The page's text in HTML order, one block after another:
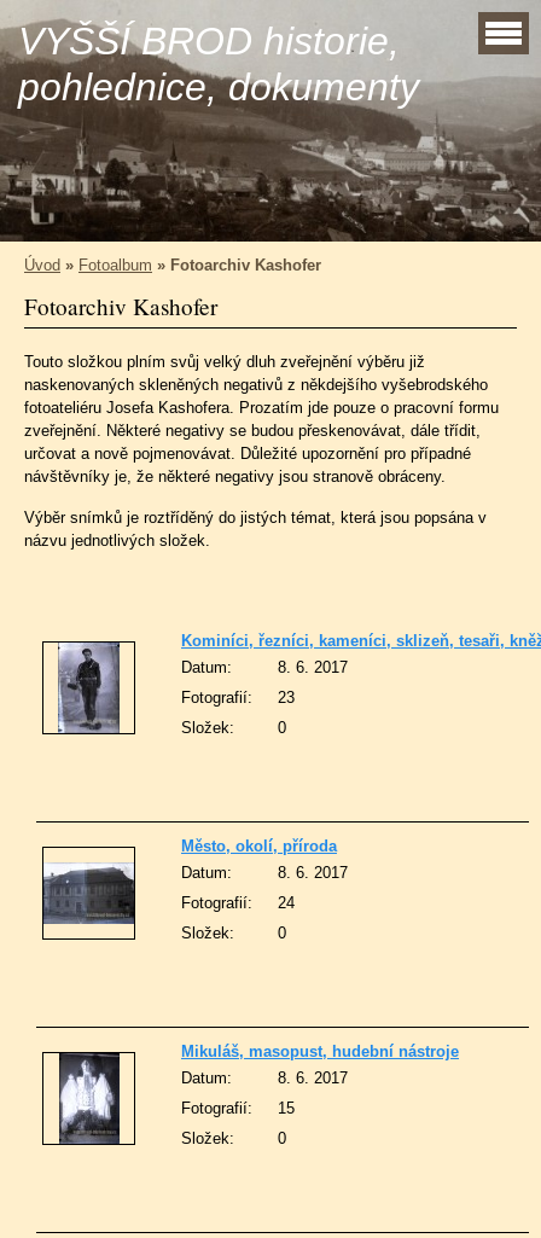
VYŠŠÍ BROD historie,
pohlednice, dokumenty
Úvod » Fotoalbum » Fotoarchiv Kashofer
Fotoarchiv Kashofer
Touto složkou plním svůj velký dluh zveřejnění výběru již
naskenovaných skleněných negativů z někdejšího vyšebrodského
fotoateliéru Josefa Kashofera. Prozatím jde pouze o pracovní formu
zveřejnění. Některé negativy se budou přeskenovávat, dále třídit,
určovat a nově pojmenovávat. Důležité upozornění pro případné
návštěvníky je, že některé negativy jsou stranově obráceny.
Výběr snímků je roztříděný do jistých témat, která jsou popsána v
názvu jednotlivých složek.
Kominíci, řezníci, kameníci, sklizeň, tesaři,
Datum:
8. 6. 2017
Fotografií:
23
Složek:
0
Město, okolí, příroda
Datum:
8. 6. 2017
Fotografií:
24
Složek:
0
Mikuláš, masopust, hudební nástroje
Datum:
8. 6. 2017
Fotografií:
15
Složek:
0